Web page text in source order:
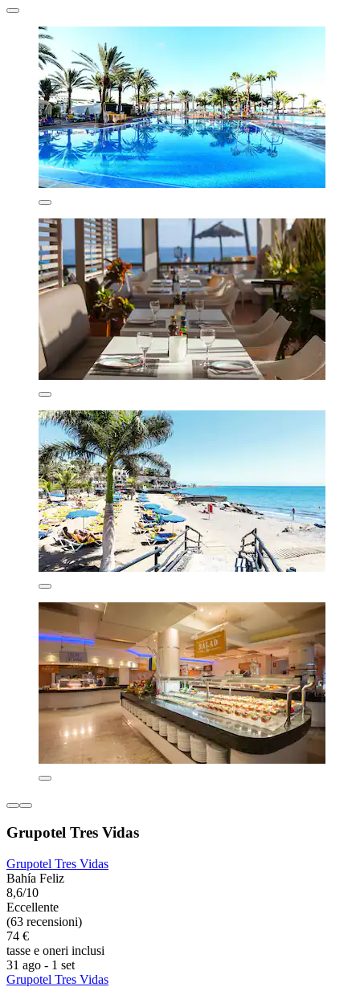
Grupotel Tres Vidas
Grupotel Tres Vidas
Bahía Feliz
8,6/10
Eccellente
(63 recensioni)
74 €
tasse e oneri inclusi
31 ago - 1 set
Grupotel Tres Vidas